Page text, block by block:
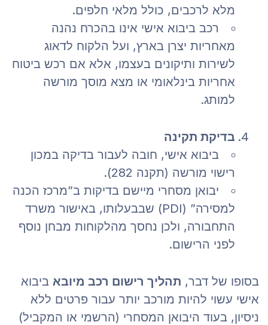
מלא לרכבים, כולל מלאי חלפים.
רכב ביבוא אישי אינו בהכרח נהנה
מאחריות יצרן בארץ, ועל הלקוח לדאוג
לשירות ותיקונים בעצמו, אלא אם רכש ביטוח
אחריות בינלאומי או מצא מוסך מורשה
למותג.
בדיקת תקינה
ביבוא אישי, חובה לעבור בדיקה במכון
רישוי מורשה (תקנה 282).
יבואן מסחרי מיישם בדיקות ב”מרכז הכנה
למסירה” (PDI) שבבעלותו, באישור משרד
התחבורה, ולכן נחסך מהלקוחות מבחן נוסף
לפני הרישום.
בסופו של דבר,תהליך רישום רכב מיובאביבוא
אישי עשוי להיות מורכב יותר עבור פרטים ללא
ניסיון, בעוד היבואן המסחרי (הרשמי או המקביל)